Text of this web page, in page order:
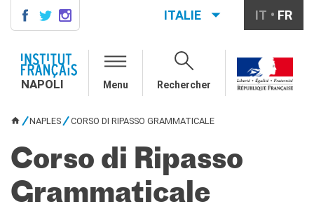
COURS DE FRANÇAIS
DIPLÔMES DELF DALF
Présentation
Culturethèque, bibliothèque
numérique
ITALIE IT FR
NAPOLI Menu Rechercher
NAPLES CORSO DI RIPASSO GRAMMATICALE
Corso di Ripasso
Grammaticale